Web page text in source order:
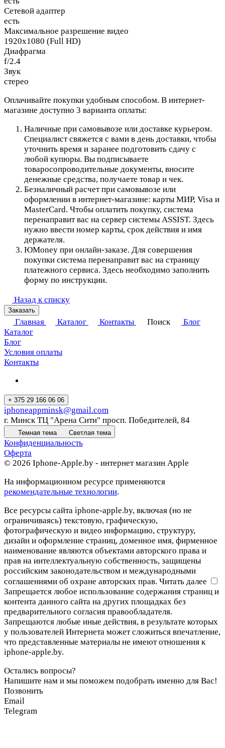
Сетевой адаптер
есть
Максимальное разрешение видео
1920x1080 (Full HD)
Диафрагма
f/2.4
Звук
стерео
Оплачивайте покупки удобным способом. В интернет-
магазине доступно 3 варианта оплаты:
Наличные при самовывозе или доставке курьером.
Специалист свяжется с вами в день доставки, чтобы
уточнить время и заранее подготовить сдачу с
любой купюры. Вы подписываете
товаросопроводительные документы, вносите
денежные средства, получаете товар и чек.
Безналичный расчет при самовывозе или
оформлении в интернет-магазине: карты МИР, Visa и
MasterCard. Чтобы оплатить покупку, система
перенаправит вас на сервер системы ASSIST. Здесь
нужно ввести номер карты, срок действия и имя
держателя.
ЮMoney при онлайн-заказе. Для совершения
покупки система перенаправит вас на страницу
платежного сервиса. Здесь необходимо заполнить
форму по инструкции.
Назад к списку
Заказать
Главная Каталог Контакты Поиск
Блог
Каталог
Блог
Условия оплаты
Контакты
+ 375 29 166 06 06
iphoneappminsk@gmail.com
г. Минск ТЦ "Арена Сити" просп. Победителей, 84
Темная тема Светлая тема
Конфиденциальность
Оферта
© 2026 Iphone-Apple.by - интернет магазин Apple
На информационном ресурсе применяются
рекомендательные технологии.
Все ресурсы сайта iphone-apple.by, включая (но не
ограничиваясь) текстовую, графическую,
фотографическую и видео информацию, структуру,
дизайн и оформление страниц, доменное имя, фирменное
наименование являются объектами авторского права и
прав на интеллектуальную собственность, защищены
российским законодательством и международными
соглашениями об охране авторских прав. Читать далее
Запрещается любое использование содержания страниц и
контента данного сайта на других площадках без
предварительного согласия правообладателя.
Запрещаются любые иные действия, в результате которых
у пользователей Интернета может сложиться впечатление,
что представленные материалы не имеют отношения к
iphone-apple.by.
Остались вопросы?
Напишите нам и мы поможем подобрать именно для Вас!
Позвонить
Email
Telegram